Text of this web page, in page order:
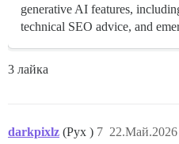
generative AI features,
technical SEO advice, and
3 лайка
darkpixlz (Pyx ) 22.Май.2026
7